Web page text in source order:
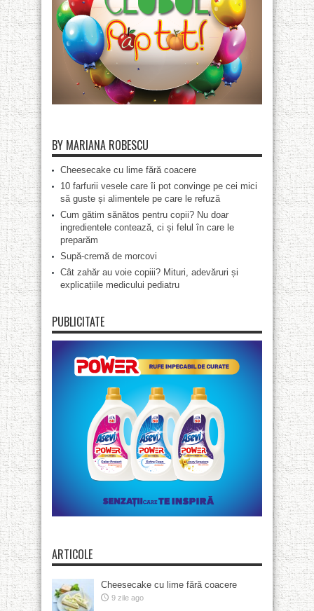
BY MARIANA ROBESCU
Cheesecake cu lime fără coacere
10 farfurii vesele care îi pot convinge pe cei mici
să guste și alimentele pe care le refuză
Cum gătim sănătos pentru copii? Nu doar
ingredientele contează, ci și felul în care le
preparăm
Supă-cremă de morcovi
Cât zahăr au voie copiii? Mituri, adevăruri și
explicațiile medicului pediatru
PUBLICITATE
ARTICOLE
Cheesecake cu lime fără coacere
9 zile ago